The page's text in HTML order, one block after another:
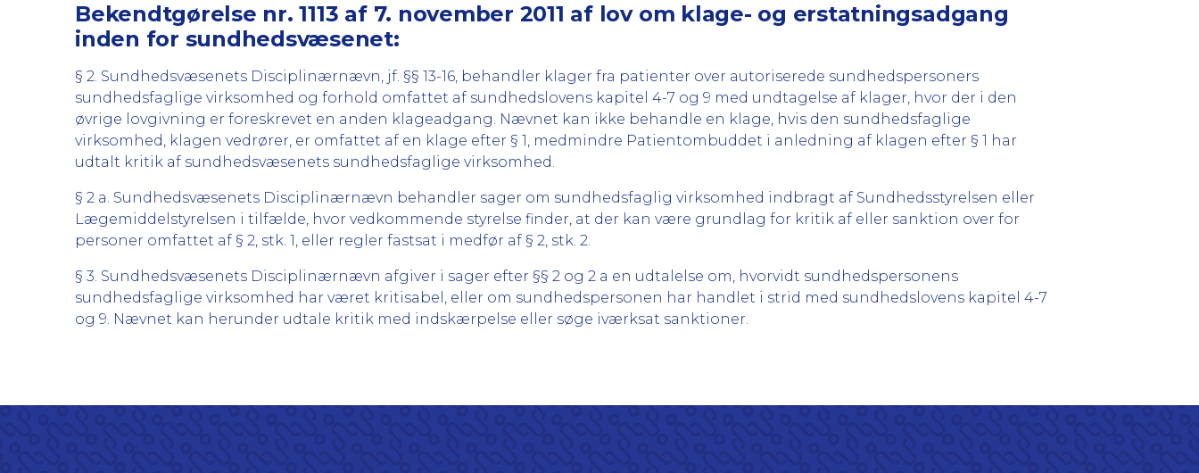
Bekendtgørelse nr. 1113 af 7. november 2011 af lov om klage- og erstatningsadgang
inden for sundhedsvæsenet:
§ 2. Sundhedsvæsenets Disciplinærnævn, jf. §§ 13-16, behandler klager fra patienter over autoriserede sundhedspersoners
sundhedsfaglige virksomhed og forhold omfattet af sundhedslovens kapitel 4-7 og 9 med undtagelse af klager, hvor der i den
øvrige lovgivning er foreskrevet en anden klageadgang. Nævnet kan ikke behandle en klage, hvis den sundhedsfaglige
virksomhed, klagen vedrører, er omfattet af en klage efter § 1, medmindre Patientombuddet i anledning af klagen efter § 1 har
udtalt kritik af sundhedsvæsenets sundhedsfaglige virksomhed.
§ 2 a. Sundhedsvæsenets Disciplinærnævn behandler sager om sundhedsfaglig virksomhed indbragt af Sundhedsstyrelsen eller
Lægemiddelstyrelsen i tilfælde, hvor vedkommende styrelse finder, at der kan være grundlag for kritik af eller sanktion over for
personer omfattet af § 2, stk. 1, eller regler fastsat i medfør af § 2, stk. 2.
§ 3. Sundhedsvæsenets Disciplinærnævn afgiver i sager efter §§ 2 og 2 a en udtalelse om, hvorvidt sundhedspersonens
sundhedsfaglige virksomhed har været kritisabel, eller om sundhedspersonen har handlet i strid med sundhedslovens kapitel 4-7
og 9. Nævnet kan herunder udtale kritik med indskærpelse eller søge iværksat sanktioner.